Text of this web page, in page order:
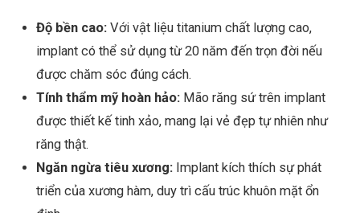
Độ bền cao: Với vật liệu titanium chất lượng cao,
implant có thể sử dụng từ 20 năm đến trọn đời nếu
được chăm sóc đúng cách.
Tính thẩm mỹ hoàn hảo: Mão răng sứ trên implant
được thiết kế tinh xảo, mang lại vẻ đẹp tự nhiên như
răng thật.
Ngăn ngừa tiêu xương: Implant kích thích sự phát
triển của xương hàm, duy trì cấu trúc khuôn mặt ổn